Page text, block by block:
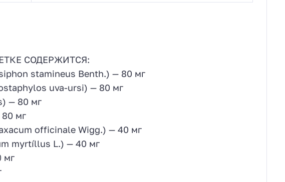
СОДЕРЖИТСЯ:
stamineus Benth.) — 80 мг
uva-ursi) — 80 мг
— 80 мг
мг
officinale Wigg.) — 40 мг
myrtíllus L.) — 40 мг
мг